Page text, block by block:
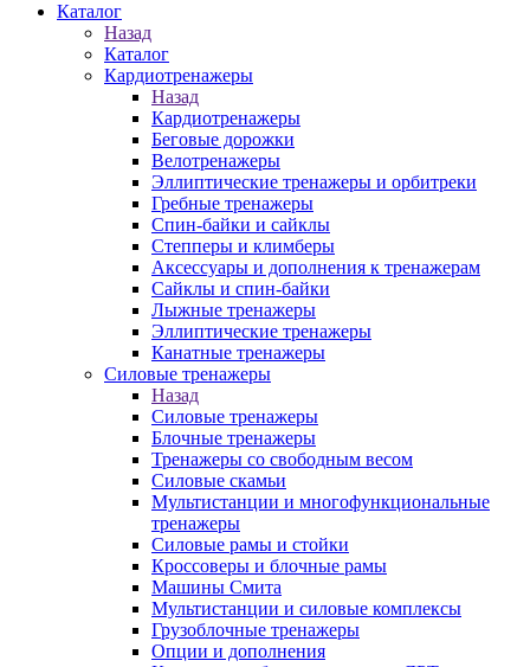
Каталог
Назад
Каталог
Кардиотренажеры
Назад
Кардиотренажеры
Беговые дорожки
Велотренажеры
Эллиптические тренажеры и орбитреки
Гребные тренажеры
Спин-байки и сайклы
Степперы и климберы
Аксессуары и дополнения к тренажерам
Сайклы и спин-байки
Лыжные тренажеры
Эллиптические тренажеры
Канатные тренажеры
Силовые тренажеры
Назад
Силовые тренажеры
Блочные тренажеры
Тренажеры со свободным весом
Силовые скамьи
Мультистанции и многофункциональные
тренажеры
Силовые рамы и стойки
Кроссоверы и блочные рамы
Машины Смита
Мультистанции и силовые комплексы
Грузоблочные тренажеры
Опции и дополнения